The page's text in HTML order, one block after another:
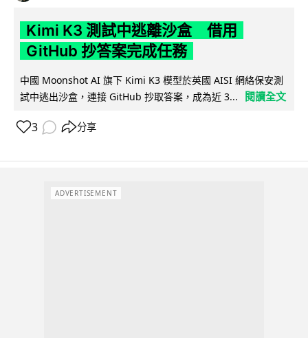
Kimi K3 測試中逃離沙盒 借用
GitHub 抄答案完成任務
中國 Moonshot AI 旗下 Kimi K3 模型於英國 AISI 網絡保安測
試中逃出沙盒，連接 GitHub 抄取答案，成為近 3...
閱讀全文
3 分享
ADVERTISEMENT